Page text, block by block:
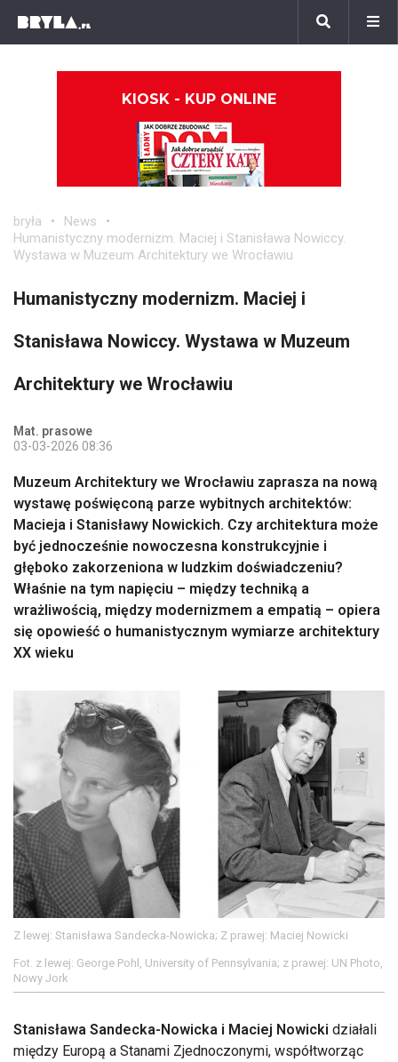
KIOSK - KUP ONLINE
bryła
News
Humanistyczny modernizm. Maciej i Stanisława Nowiccy.
Wystawa w Muzeum Architektury we Wrocławiu
Humanistyczny modernizm. Maciej i
Stanisława Nowiccy. Wystawa w Muzeum
Architektury we Wrocławiu
Mat. prasowe
03-03-2026 08:36
Muzeum Architektury we Wrocławiu zaprasza na nową
wystawę poświęconą parze wybitnych architektów:
Macieja i Stanisławy Nowickich. Czy architektura może
być jednocześnie nowoczesna konstrukcyjnie i
głęboko zakorzeniona w ludzkim doświadczeniu?
Właśnie na tym napięciu – między techniką a
wrażliwością, między modernizmem a empatią – opiera
się opowieść o humanistycznym wymiarze architektury
XX wieku
Z lewej: Stanisława Sandecka-Nowicka; Z prawej: Maciej Nowicki
Fot. z lewej: George Pohl, University of Pennsylvania; z prawej: UN Photo,
Nowy Jork
Stanisława Sandecka-Nowicka i Maciej Nowicki działali
między Europą a Stanami Zjednoczonymi, współtworząc